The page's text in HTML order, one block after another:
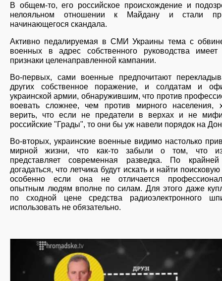
В общем-то, его российское происхождение и
нелояльном отношении к Майдану и стали
начинающегося скандала.
Активно педалируемая в СМИ Украины тема с
военных в адрес собственного руководства
признаки целенаправленной кампании.
Во-первых, сами военные предпочитают
других собственное поражение, и солдатам и
украинской армии, обнаружившим, что против
воевать сложнее, чем против мирного населения,
верить, что если не предатели в верхах и не
российские "Грады", то они бы уж навели порядок на
Во-вторых, украинские военные видимо настолько
мирной жизни, что как-то забыли о том, что
представляет современная разведка. По
догадаться, что летчика будут искать и найти поисковую
особенно если она не отличается
опытным людям вполне по силам. Для этого даже
по сходной цене средства радиоэлектронного
использовать не обязательно.